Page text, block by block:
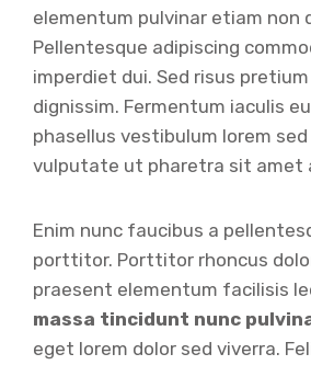
elementum pulvinar etiam non
Pellentesque adipiscing
imperdiet dui. Sed risus
dignissim. Fermentum iaculis
phasellus vestibulum lorem sed
vulputate ut pharetra sit amet
Enim nunc faucibus a
porttitor. Porttitor rhoncus
praesent elementum facilisis
massa tincidunt nunc
eget lorem dolor sed viverra.